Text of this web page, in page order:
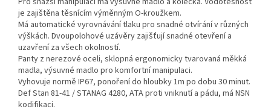
je zajištěna těsnícím výměnným O-kroužkem.
Má automatické vyrovnávání tlaku pro snadné otvírání v různých
výškách. Dvoupolohové uzávěry zajišťují snadné otevření a
uzavření za všech okolností.
Panty z nerezové oceli, sklopná ergonomicky tvarovaná měkká
madla, výsuvné madlo pro komfortní manipulaci.
Vyhovuje normě IP67, ponoření do hloubky 1m po dobu 30 minut.
Def Stan 81-41 / STANAG 4280, ATA proti vniknutí a pádu, má NSN
kodifikaci.